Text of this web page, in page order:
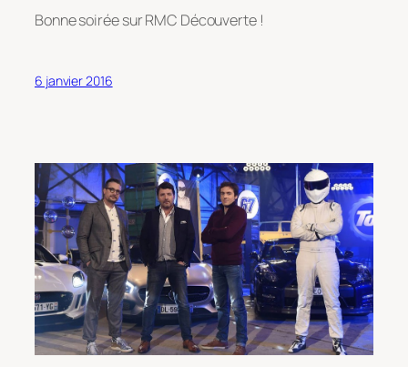
Bonne soirée sur RMC Découverte !
6 janvier 2016